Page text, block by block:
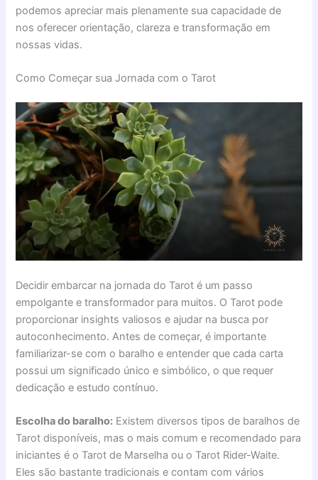
podemos apreciar mais plenamente sua capacidade de
nos oferecer orientação, clareza e transformação em
nossas vidas.
Como Começar sua Jornada com o Tarot
Decidir embarcar na jornada do Tarot é um passo
empolgante e transformador para muitos. O Tarot pode
proporcionar insights valiosos e ajudar na busca por
autoconhecimento. Antes de começar, é importante
familiarizar-se com o baralho e entender que cada carta
possui um significado único e simbólico, o que requer
dedicação e estudo contínuo.
Escolha do baralho: Existem diversos tipos de baralhos de
Tarot disponíveis, mas o mais comum e recomendado para
iniciantes é o Tarot de Marselha ou o Tarot Rider-Waite.
Eles são bastante tradicionais e contam com vários